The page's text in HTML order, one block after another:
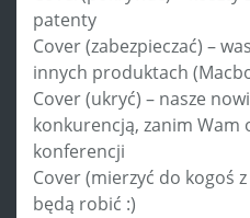
patenty
Cover (zabezpieczać) –
innych produktach
Cover (ukryć) – nasze
konkurencją, zanim Wam
konferencji
Cover (mierzyć do kogoś
będą robić :)